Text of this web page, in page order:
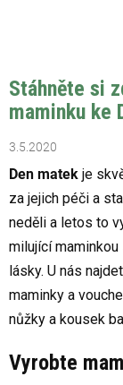
Stáhněte si
maminku ke
3.5.2020
Den matek je
za jejich péči a
neděli a letos to
milující
lásky. U nás
maminky a
nůžky a kousek
Vyrobte